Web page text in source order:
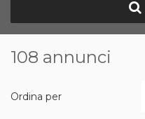
108 annunci
Ordina per